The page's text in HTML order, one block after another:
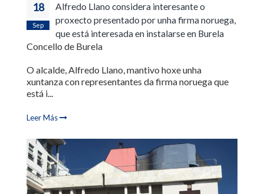
18
Sep
Alfredo Llano considera interesante o
proxecto presentado por unha firma noruega,
que está interesada en instalarse en Burela
Concello de Burela
O alcalde, Alfredo Llano, mantivo hoxe unha
xuntanza con representantes da firma noruega que
está i...
Leer Más